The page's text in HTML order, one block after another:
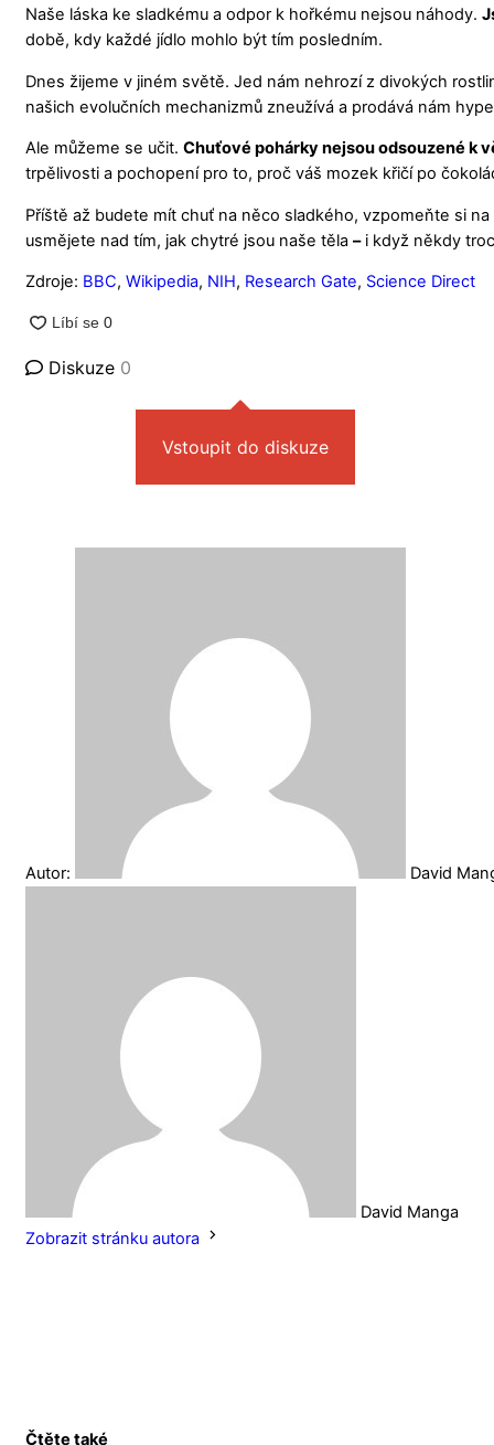
Naše láska ke sladkému a odpor k hořkému nejsou náhody.
době, kdy každé jídlo mohlo být tím posledním.
Dnes žijeme v jiném světě. Jed nám nehrozí z divokých
našich evolučních mechanizmů zneužívá a prodává nám
Ale můžeme se učit. Chuťové pohárky nejsou odsouzené k
trpělivosti a pochopení pro to, proč váš mozek křičí po
Příště až budete mít chuť na něco sladkého, vzpomeňte si
usmějete nad tím, jak chytré jsou naše těla –i když někdy
Zdroje: BBC, Wikipedia, NIH, Research Gate, Science Direct
Diskuze 0
Vstoupit do diskuze
Autor: David
David Manga
Zobrazit stránku autora
Čtěte také